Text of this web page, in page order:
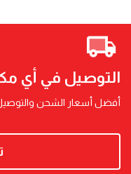
التوصيل في أي
أفضل أسعار الشحن والتوصيل.